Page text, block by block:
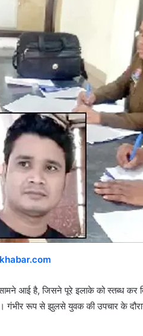
आई है, जिसने पूरे इलाके को स्तब्ध कर
रूप से झुलसे युवक की उपचार के